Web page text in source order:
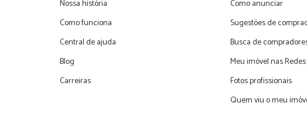
Nossa história
Como funciona
Central de ajuda
Blog
Carreiras
Como anunciar
Sugestões de
Busca de
Meu imóvel nas
Fotos profissionais
Quem viu o meu